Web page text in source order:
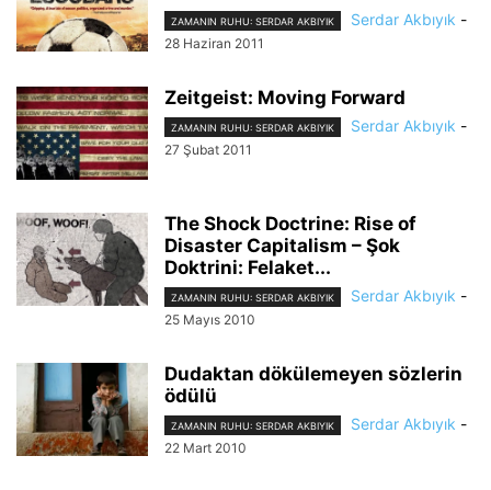
ZAMANIN RUHU: SERDAR AKBIYIK Serdar Akbıyık -
28 Haziran 2011
Zeitgeist: Moving Forward
ZAMANIN RUHU: SERDAR AKBIYIK Serdar Akbıyık -
27 Şubat 2011
The Shock Doctrine: Rise of
Disaster Capitalism – Şok
Doktrini: Felaket...
ZAMANIN RUHU: SERDAR AKBIYIK Serdar Akbıyık -
25 Mayıs 2010
Dudaktan dökülemeyen sözlerin
ödülü
ZAMANIN RUHU: SERDAR AKBIYIK Serdar Akbıyık -
22 Mart 2010